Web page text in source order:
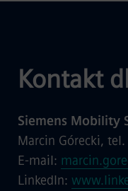
Kontakt
Siemens Mobility
Marcin Górecki,
E-mail:
LinkedIn: